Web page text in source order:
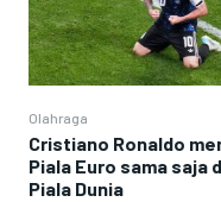
Olahraga
Cristiano Ronaldo
Piala Euro sama saja
Piala Dunia